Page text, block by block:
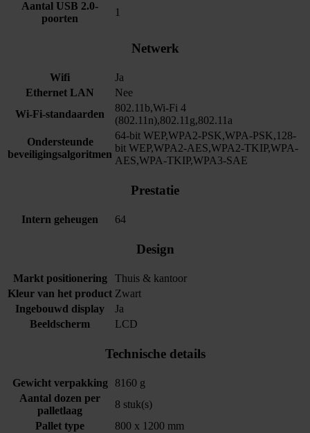
Aantal USB 2.0-
poorten
1
Netwerk
Wifi
Ja
Ethernet LAN
Nee
Wi-Fi-standaarden
802.11b,Wi-Fi 4
(802.11n),802.11g,802.11a
Ondersteunde
beveiligingsalgoritmen
64-bit WEP,WPA2-PSK,WPA-PSK,128-
bit WEP,WPA2-AES,WPA2-TKIP,WPA-
AES,WPA-TKIP,WPA3-SAE
Prestatie
Intern geheugen 64
Design
Markt positionering
Thuis & kantoor
Kleur van het product Zwart
Ingebouwd display
Ja
Beeldscherm
LCD
Technische details
Gewicht verpakking
8160 g
Aantal dozen per
palletlaag
8 stuk(s)
Pallet type
800 x 1200 mm